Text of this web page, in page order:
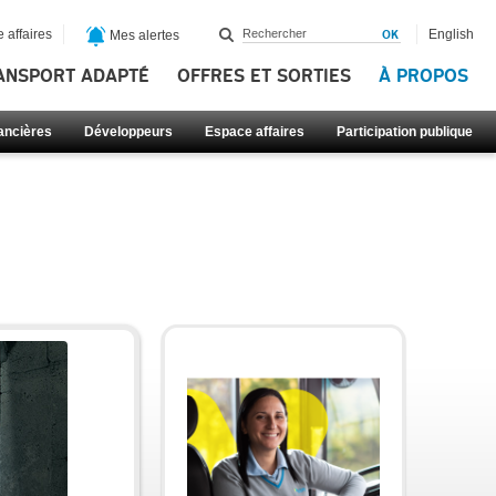
ADAPTÉ OFFRES ET SORTIES À PROPOS
Développeurs Espace affaires Participation publique
affaires Mes alertes English